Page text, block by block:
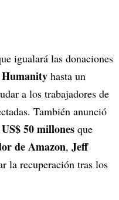
igualará las donaciones
hasta un
a los trabajadores de
También anunció
US$ 50 millones que
de Amazon, Jeff
la recuperación tras los